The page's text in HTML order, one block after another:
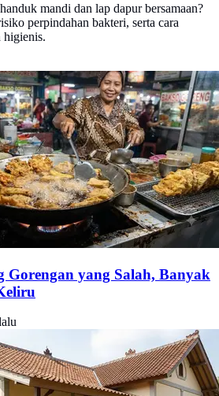
mandi dan lap dapur bersamaan?
perpindahan bakteri, serta cara
higienis.
Gorengan yang Salah, Banyak